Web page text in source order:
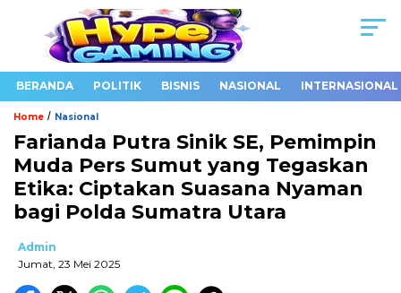
BERANDA POLITIK BISNIS NASIONAL INTERNASIONAL
Home / Nasional
Farianda Putra Sinik SE, Pemimpin
Muda Pers Sumut yang Tegaskan
Etika: Ciptakan Suasana Nyaman
bagi Polda Sumatra Utara
Admin
Jumat, 23 Mei 2025